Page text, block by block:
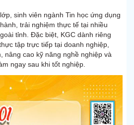
sinh viên ngành Tin học ứng dụng
trải nghiệm thực tế tại nhiều
tỉnh. Đặc biệt, KGC dành riêng
tập trực tiếp tại doanh nghiệp,
nâng cao kỹ năng nghề nghiệp và
ngay sau khi tốt nghiệp.